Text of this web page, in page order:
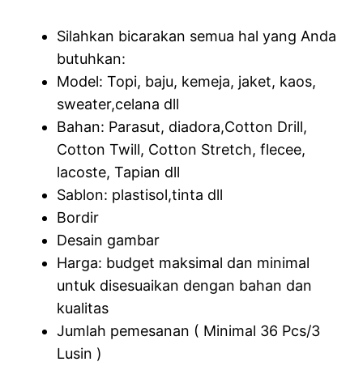
Silahkan bicarakan semua hal yang Anda
butuhkan:
Model: Topi, baju, kemeja, jaket, kaos,
sweater,celana dll
Bahan: Parasut, diadora,Cotton Drill,
Cotton Twill, Cotton Stretch, flecee,
lacoste, Tapian dll
Sablon: plastisol,tinta dll
Bordir
Desain gambar
Harga: budget maksimal dan minimal
untuk disesuaikan dengan bahan dan
kualitas
Jumlah pemesanan ( Minimal 36 Pcs/3
Lusin )